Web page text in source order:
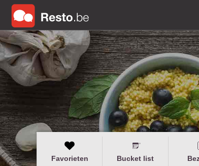
Favorieten Bucket list